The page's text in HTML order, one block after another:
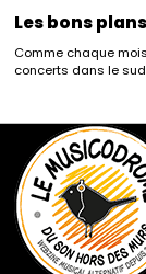
Les bons
Comme chaque
concerts dans le